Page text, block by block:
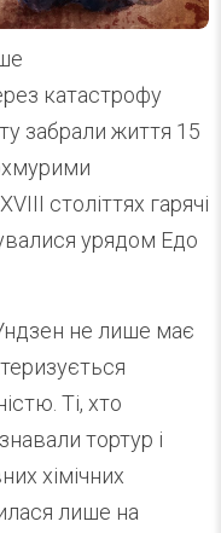
катастрофу
забрали життя 15
століттях гарячі
урядом Едо
не лише має
Ті, хто
тортур і
хімічних
лише на